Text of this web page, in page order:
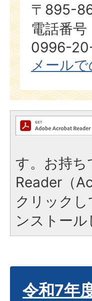
〒895-
電話番
0996-
メール
す。お持
Reader（
クリック
ンストール
令和7年